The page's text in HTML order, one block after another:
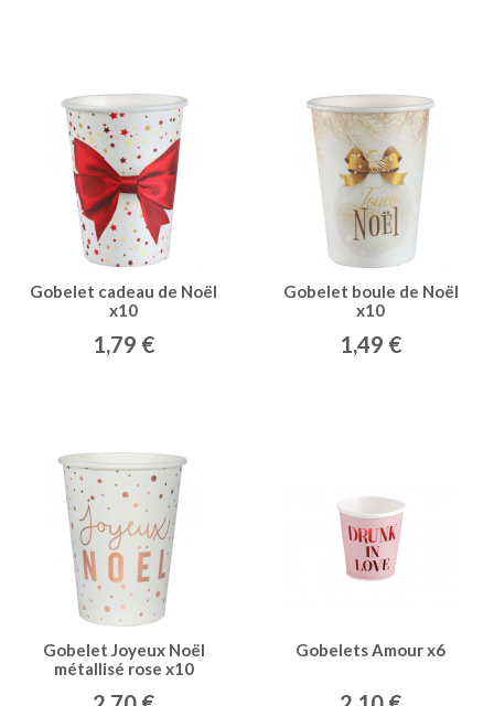
Gobelet cadeau de Noël
x10
1,79 €
Gobelet boule de Noël
x10
1,49 €
Gobelet Joyeux Noël
métallisé rose x10
Gobelets Amour x6